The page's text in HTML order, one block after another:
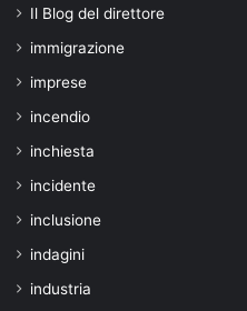
Il Blog del direttore
immigrazione
imprese
incendio
inchiesta
incidente
inclusione
indagini
industria